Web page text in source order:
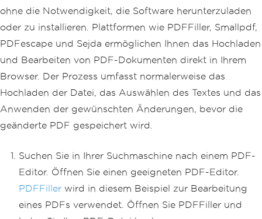
ohne die Notwendigkeit, die Software herunterzuladen
oder zu installieren. Plattformen wie PDFFiller, Smallpdf,
PDFescape und Sejda ermöglichen Ihnen das Hochladen
und Bearbeiten von PDF-Dokumenten direkt in Ihrem
Browser. Der Prozess umfasst normalerweise das
Hochladen der Datei, das Auswählen des Textes und das
Anwenden der gewünschten Änderungen, bevor die
geänderte PDF gespeichert wird.
Suchen Sie in Ihrer Suchmaschine nach einem PDF-
Editor. Öffnen Sie einen geeigneten PDF-Editor.
PDFFiller wird in diesem Beispiel zur Bearbeitung
eines PDFs verwendet. Öffnen Sie PDFFiller und